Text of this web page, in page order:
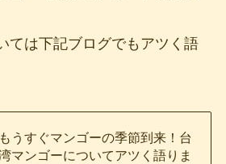
ては下記ブログでもアツく語
もうすぐマンゴーの季節到来！台
マンゴーについてアツく語りま